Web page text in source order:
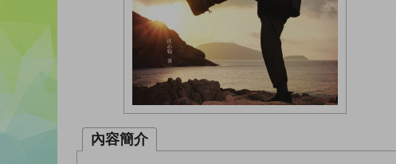
內容簡介